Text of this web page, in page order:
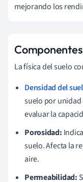
mejorando los
La física del suelo
Densidad del
suelo por unidad
evaluar la
Porosidad:
suelo. Afecta la
aire.
Permeabilidad: